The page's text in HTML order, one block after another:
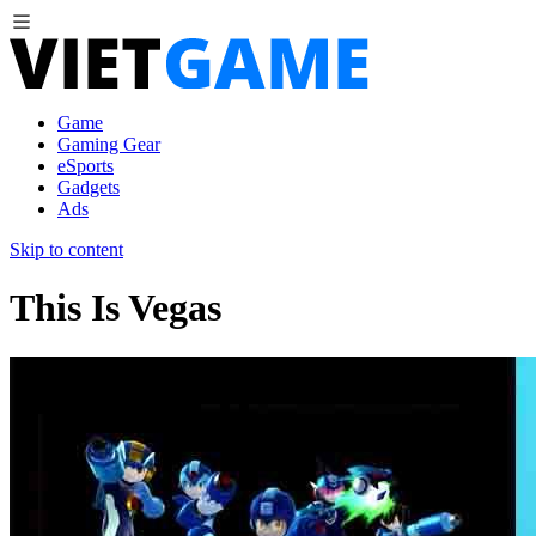
Game
Gaming Gear
eSports
Gadgets
Ads
Skip to content
This Is Vegas